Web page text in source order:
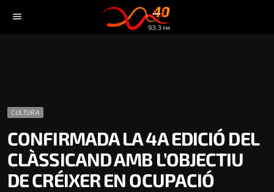
menu
CULTURA
CONFIRMADA LA 4A EDICIÓ DEL
CLÀSSICAND AMB L’OBJECTIU
DE CRÉIXER EN OCUPACIÓ